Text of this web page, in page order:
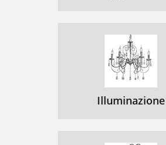
Illuminazione